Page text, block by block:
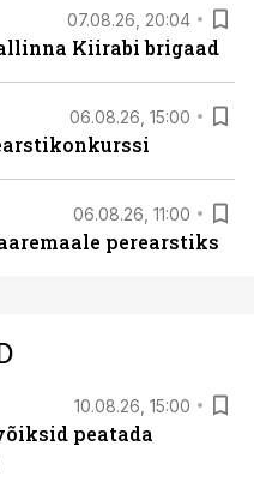
07.08.26, 20:04
Kiirabi brigaad
06.08.26, 15:00
06.08.26, 11:00
perearstiks
10.08.26, 15:00
peatada